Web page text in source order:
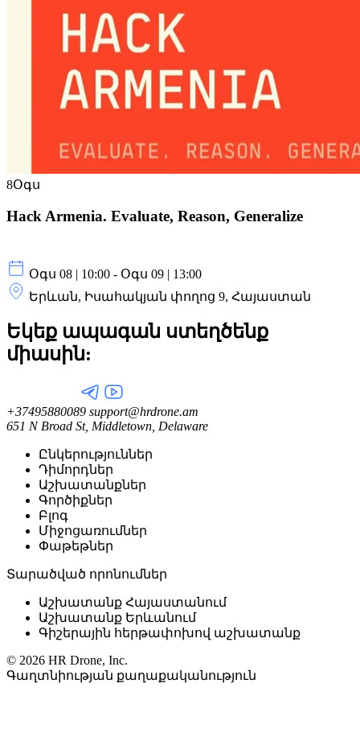
8Օգս
Hack Armenia. Evaluate, Reason, Generalize
Օգս 08 | 10:00 - Օգս 09 | 13:00
Երևան, Իսահակյան փողոց 9, Հայաստան
Եկեք ապագան ստեղծենք
միասին:
+37495880089 support@hrdrone.am
651 N Broad St, Middletown, Delaware
Ընկերություններ
Դիմորդներ
Աշխատանքներ
Գործիքներ
Բլոգ
Միջոցառումներ
Փաթեթներ
Տարածված որոնումներ
Աշխատանք Հայաստանում
Աշխատանք Երևանում
Գիշերային հերթափոխով աշխատանք
© 2026 HR Drone, Inc.
Գաղտնիության քաղաքականություն